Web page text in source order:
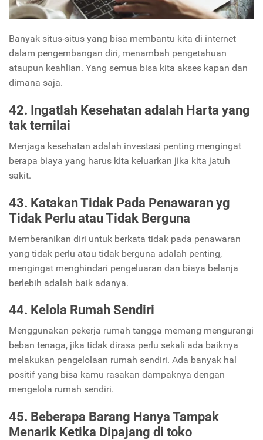
Banyak situs-situs yang bisa membantu kita di internet
dalam pengembangan diri, menambah pengetahuan
ataupun keahlian. Yang semua bisa kita akses kapan dan
dimana saja.
42. Ingatlah Kesehatan adalah Harta yang
tak ternilai
Menjaga kesehatan adalah investasi penting mengingat
berapa biaya yang harus kita keluarkan jika kita jatuh
sakit.
43. Katakan Tidak Pada Penawaran yg
Tidak Perlu atau Tidak Berguna
Memberanikan diri untuk berkata tidak pada penawaran
yang tidak perlu atau tidak berguna adalah penting,
mengingat menghindari pengeluaran dan biaya belanja
berlebih adalah baik adanya.
44. Kelola Rumah Sendiri
Menggunakan pekerja rumah tangga memang mengurangi
beban tenaga, jika tidak dirasa perlu sekali ada baiknya
melakukan pengelolaan rumah sendiri. Ada banyak hal
positif yang bisa kamu rasakan dampaknya dengan
mengelola rumah sendiri.
45. Beberapa Barang Hanya Tampak
Menarik Ketika Dipajang di toko